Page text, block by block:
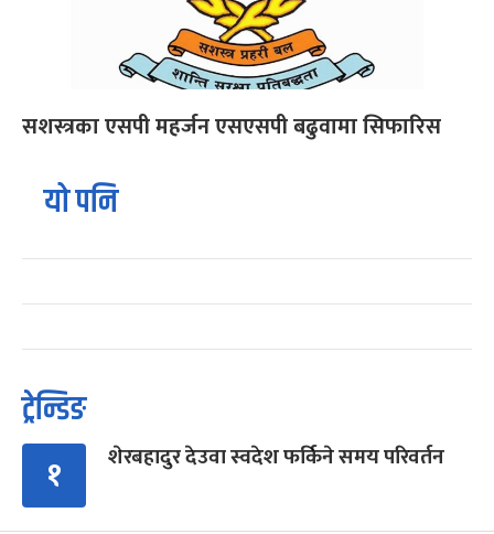
सशस्त्रका एसपी महर्जन एसएसपी बढुवामा सिफारिस
यो पनि
ट्रेन्डिङ
१ शेरबहादुर देउवा स्वदेश फर्किने समय परिवर्तन